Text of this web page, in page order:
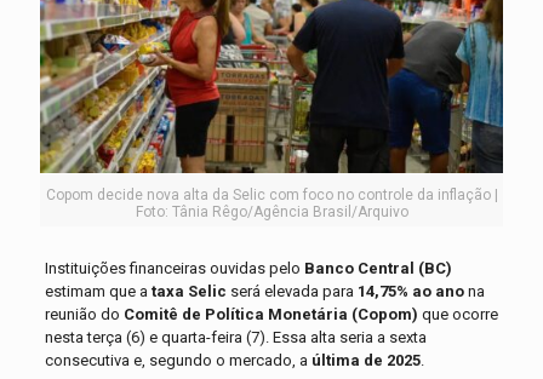
Copom decide nova alta da Selic com foco no controle da inflação |
Foto: Tânia Rêgo/Agência Brasil/Arquivo
Instituições financeiras ouvidas pelo Banco Central (BC)
estimam que a taxa Selic será elevada para 14,75% ao anona
reunião do Comitê de Política Monetária (Copom) que ocorre
nesta terça (6) e quarta-feira (7). Essa alta seria a sexta
consecutiva e, segundo o mercado, a última de 2025.